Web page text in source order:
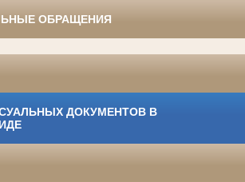
ОБРАЩЕНИЯ
ДОКУМЕНТОВ В